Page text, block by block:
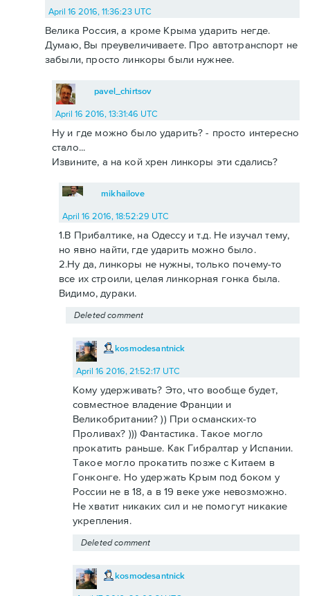
April 16 2016, 11:36:23 UTC
Велика Россия, а кроме Крыма ударить негде.
Думаю, Вы преувеличиваете. Про автотранспорт не
забыли, просто линкоры были нужнее.
pavel_chirtsov
April 16 2016, 13:31:46 UTC
Ну и где можно было ударить? - просто интересно
стало...
Извините, а на кой хрен линкоры эти сдались?
mikhailove
April 16 2016, 18:52:29 UTC
1.В Прибалтике, на Одессу и т.д. Не изучал тему,
но явно найти, где ударить можно было.
2.Ну да, линкоры не нужны, только почему-то
все их строили, целая линкорная гонка была.
Видимо, дураки.
Deleted comment
kosmodesantnick
April 16 2016, 21:52:17 UTC
Кому удерживать? Это, что вообще будет,
совместное владение Франции и
Великобритании? )) При османских-то
Проливах? ))) Фантастика. Такое могло
прокатить раньше. Как Гибралтар у Испании.
Такое могло прокатить позже с Китаем в
Гонконге. Но удержать Крым под боком у
России не в 18, а в 19 веке уже невозможно.
Не хватит никаких сил и не помогут никакие
укрепления.
Deleted comment
kosmodesantnick